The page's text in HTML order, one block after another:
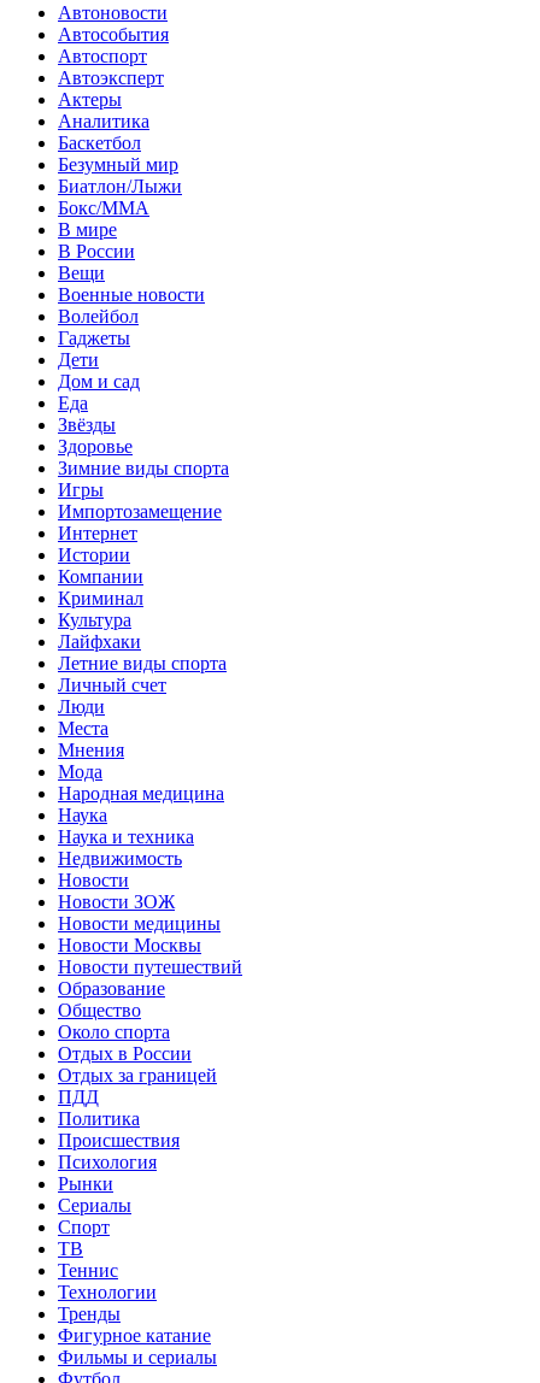
Автоновости
Автособытия
Автоспорт
Автоэксперт
Актеры
Аналитика
Баскетбол
Безумный мир
Биатлон/Лыжи
Бокс/MMA
В мире
В России
Вещи
Военные новости
Волейбол
Гаджеты
Дети
Дом и сад
Еда
Звёзды
Здоровье
Зимние виды спорта
Игры
Импортозамещение
Интернет
Истории
Компании
Криминал
Культура
Лайфхаки
Летние виды спорта
Личный счет
Люди
Места
Мнения
Мода
Народная медицина
Наука
Наука и техника
Недвижимость
Новости
Новости ЗОЖ
Новости медицины
Новости Москвы
Новости путешествий
Образование
Общество
Около спорта
Отдых в России
Отдых за границей
ПДД
Политика
Происшествия
Психология
Рынки
Сериалы
Спорт
ТВ
Теннис
Технологии
Тренды
Фигурное катание
Фильмы и сериалы
Футбол